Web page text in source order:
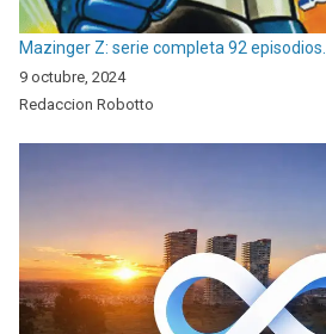
Mazinger Z: serie completa 92 episodios.
9 octubre, 2024
Redaccion Robotto